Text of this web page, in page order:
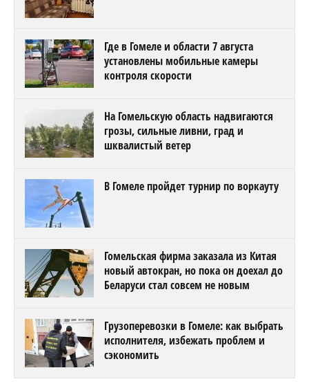
Где в Гомеле и области 7 августа
установлены мобильные камеры
контроля скорости
На Гомельскую область надвигаются
грозы, сильные ливни, град и
шквалистый ветер
В Гомеле пройдет турнир по воркауту
Гомельская фирма заказала из Китая
новый автокран, но пока он доехал до
Беларуси стал совсем не новым
Грузоперевозки в Гомеле: как выбрать
исполнителя, избежать проблем и
сэкономить